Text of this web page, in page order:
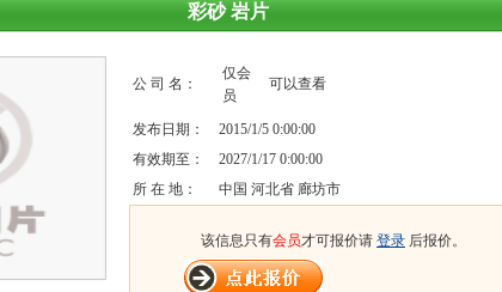
彩砂 岩片
公 司 名：
仅会
员
可以查看
发布日期：
2015/1/5 0:00:00
有效期至：
2027/1/17 0:00:00
所 在 地：
中国 河北省 廊坊市
该信息只有会员才可报价请 登录 后报价。